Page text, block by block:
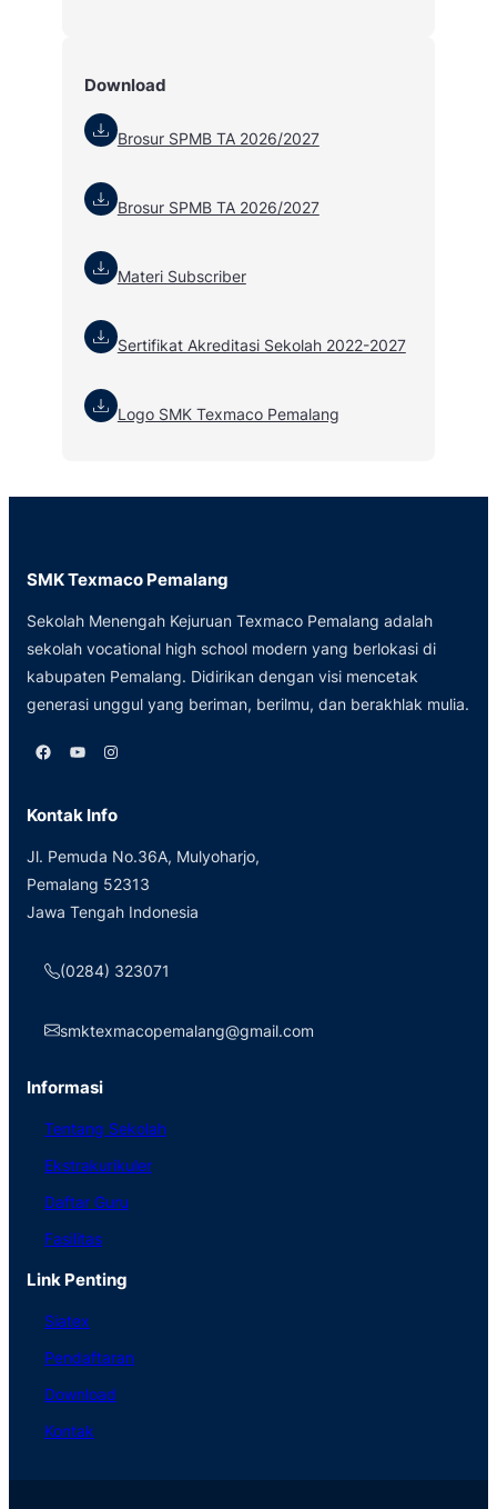
Download
Brosur SPMB TA 2026/2027
Brosur SPMB TA 2026/2027
Materi Subscriber
Sertifikat Akreditasi Sekolah 2022-2027
Logo SMK Texmaco Pemalang
SMK Texmaco Pemalang
Sekolah Menengah Kejuruan Texmaco Pemalang adalah
sekolah vocational high school modern yang berlokasi di
kabupaten Pemalang. Didirikan dengan visi mencetak
generasi unggul yang beriman, berilmu, dan berakhlak mulia.
Facebook YouTube Instagram
Kontak Info
Jl. Pemuda No.36A, Mulyoharjo,
Pemalang 52313
Jawa Tengah Indonesia
(0284) 323071
smktexmacopemalang@gmail.com
Informasi
Tentang Sekolah
Ekstrakurikuler
Daftar Guru
Fasilitas
Link Penting
Siatex
Pendaftaran
Download
Kontak